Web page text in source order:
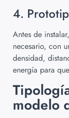
4.
Antes de
necesario, con
densidad,
energía para
modelo